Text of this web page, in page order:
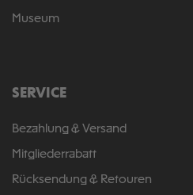
Museum
SERVICE
Bezahlung & Versand
Mitgliederrabatt
Rücksendung & Retouren